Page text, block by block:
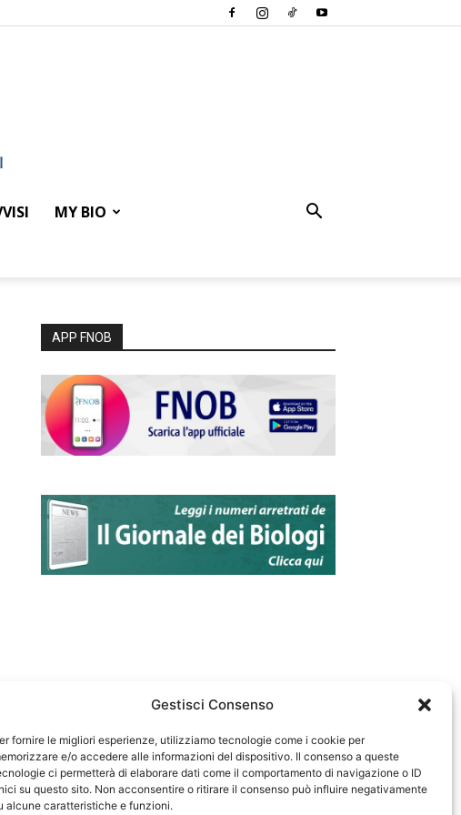
Gestisci Consenso
fornire le migliori esperienze, utilizziamo tecnologie come i cookie per
e/o accedere alle informazioni del dispositivo. Il consenso a queste
ci permetterà di elaborare dati come il comportamento di navigazione o ID
su questo sito. Non acconsentire o ritirare il consenso può influire negativamente
alcune caratteristiche e funzioni.
MY BIO
APP FNOB